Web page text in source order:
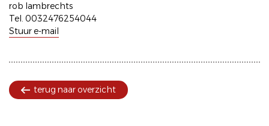
rob lambrechts
Tel. 0032476254044
Stuur e-mail
terug naar overzicht